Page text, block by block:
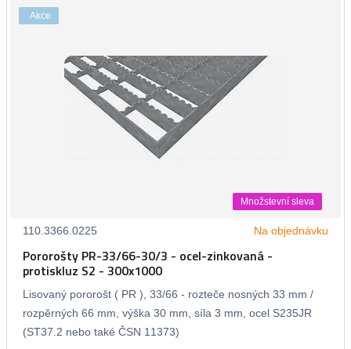
Akce
Množstevní sleva
110.3366.0225 Na objednávku
Pororošty PR-33/66-30/3 - ocel-zinkovaná -
protiskluz S2 - 300x1000
Lisovaný pororošt ( PR ), 33/66 - rozteče nosných 33 mm /
rozpěrných 66 mm, výška 30 mm, síla 3 mm, ocel S235JR
(ST37.2 nebo také ČSN 11373)